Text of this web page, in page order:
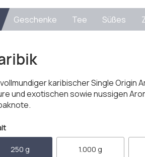
Geschenke Tee Süßes
karibischer Single Origin
und exotischen sowie nussigen
auswählen
250 g 1.000 g